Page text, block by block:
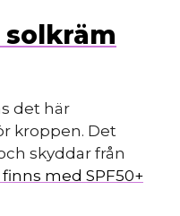
det här
kroppen. Det
skyddar från
med SPF50+